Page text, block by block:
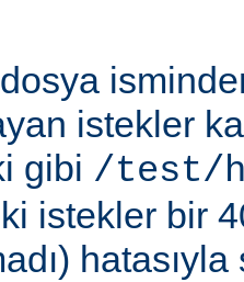
istekler
gibi /test/
istekler bir
hatasıyla